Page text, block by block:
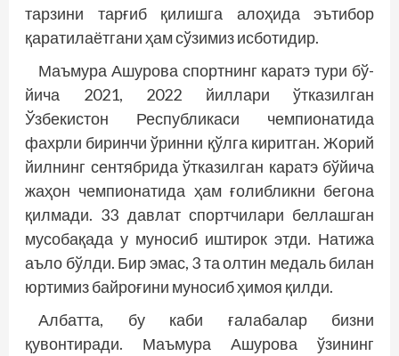
тарзини тарғиб қилишга алоҳида эътибор
қаратилаётгани ҳам сўзимиз исботидир.
Маъмура Ашурова спортнинг каратэ тури бў­
йича 2021, 2022 йиллари ўтказилган
Ўзбекистон Рес­публикаси чемпионатида
фахрли биринчи ўринни қўлга киритган. Жорий
йилнинг сентябрида ўтказилган каратэ бўйича
жаҳон чемпионатида ҳам ғолибликни бегона
қилмади. 33 давлат спортчилари беллашган
мусобақада у муносиб иштирок этди. Натижа
аъло бўлди. Бир эмас, 3 та олтин медаль билан
юртимиз байроғини муносиб ҳимоя қилди.
Албатта, бу каби ғалабалар бизни
қувонтиради. Маъмура Ашурова ўзининг